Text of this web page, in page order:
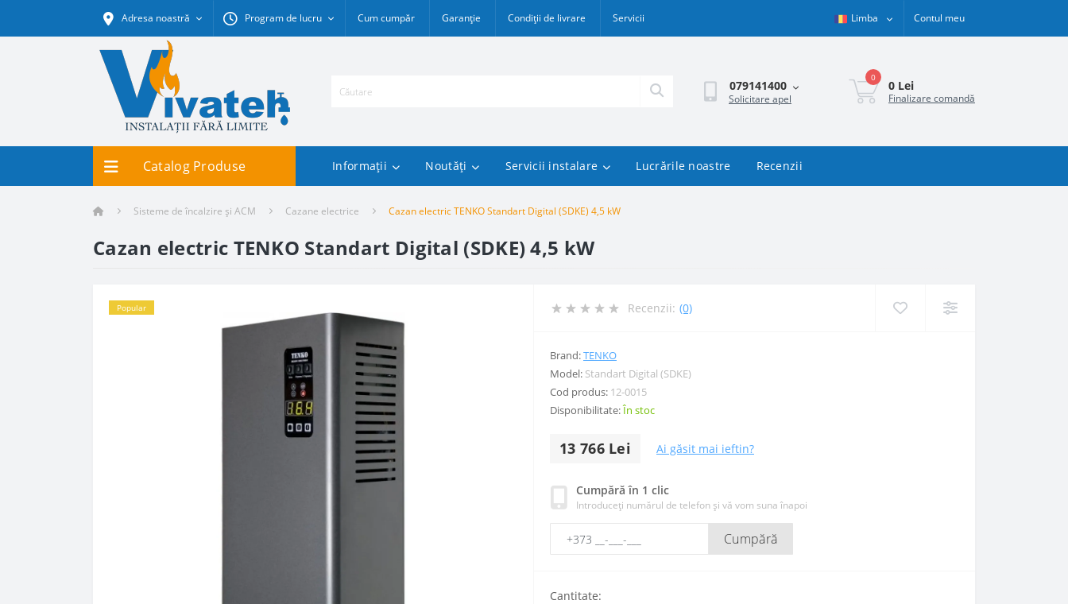
Adresa noastră Program de lucru Cum cumpăr Garanție Condiții de livrare Servicii Limba Contul meu
079141400
Solicitare apel
0
0 Lei
Finalizare comandă
Catalog Produse Informații Noutăți Servicii instalare Lucrările noastre Recenzii
Sisteme de încalzire și ACM Cazane electrice Cazan electric TENKO Standart Digital (SDKE) 4,5 kW
Cazan electric TENKO Standart Digital (SDKE) 4,5 kW
Popular Recenzii: (0)
Brand:TENKO
Model: Standart Digital (SDKE)
Cod produs: 12-0015
Disponibilitate:În stoc
13 766 Lei Ai găsit mai ieftin?
Cumpără în 1 clic
Introduceți numărul de telefon și vă vom suna înapoi
Cumpără
Cantitate: